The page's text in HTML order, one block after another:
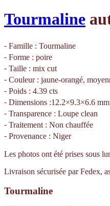
Tourmaline
⁃ Famille : Tourmaline
⁃ Forme : poire
⁃ Taille : mix cut
⁃ Couleur : jaune-orangé,
⁃ Poids : 4.39 cts
⁃ Dimensions :12.2×9.3×6.6 mm
⁃ Transparence : Loupe clean
⁃ Traitement : Non chauffée
⁃ Provenance : Niger
Les photos ont été prises sous
Livraison sécurisée par Fedex,
Tourmaline